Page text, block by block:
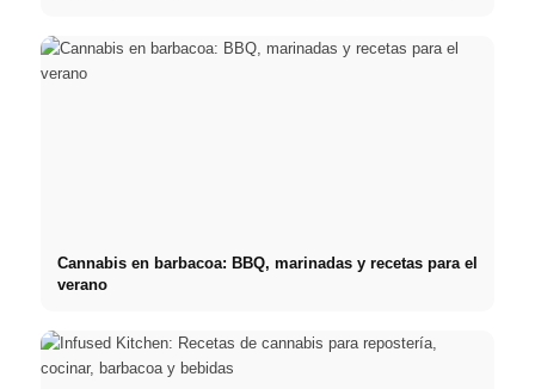
Cannabis en barbacoa: BBQ, marinadas y recetas para el
verano